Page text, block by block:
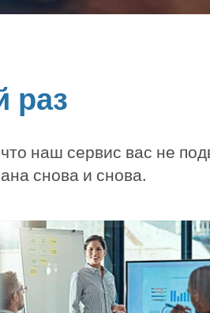
раз
наш сервис вас не
снова и снова.